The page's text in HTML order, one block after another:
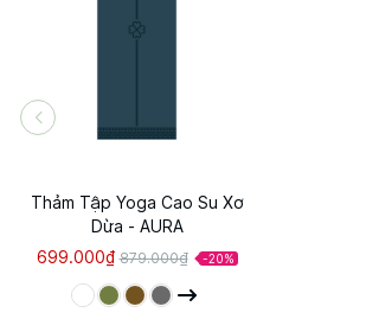
Thảm Tập Yoga Cao Su Xơ
Dừa - AURA
699.000₫ 879.000₫ -20%